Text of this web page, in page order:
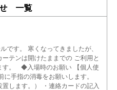
せ 一覧
す。 寒くなってきましたが、
テンは開けたままでの ご利用と
す。 ◆入場時のお願い 【個人使
手指の消毒をお願いします。
置します。） ・連絡カードの記入